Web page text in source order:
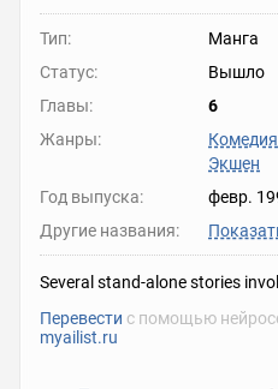
Тип:
Манга
Статус:
Вышло
Главы:
6
Жанры:
Комедия
Экшен
Год выпуска:
февр.
Другие названия:
Several stand-alone stories
Перевести с помощью
myailist.ru